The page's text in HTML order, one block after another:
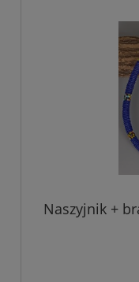
Naszyjnik +